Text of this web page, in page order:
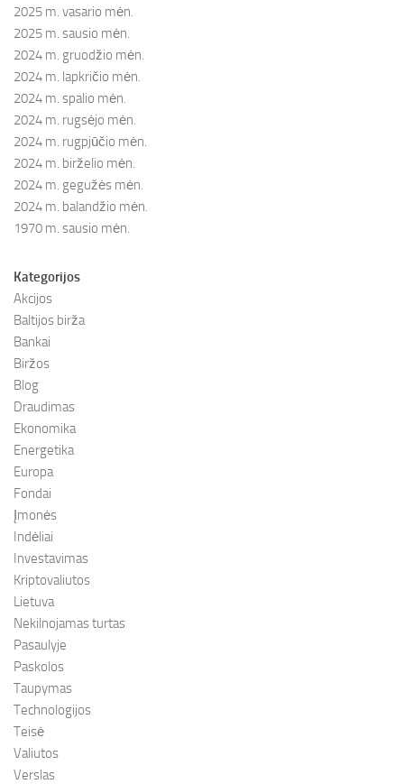
2025 m. vasario mėn.
2025 m. sausio mėn.
2024 m. gruodžio mėn.
2024 m. lapkričio mėn.
2024 m. spalio mėn.
2024 m. rugsėjo mėn.
2024 m. rugpjūčio mėn.
2024 m. birželio mėn.
2024 m. gegužės mėn.
2024 m. balandžio mėn.
1970 m. sausio mėn.
Kategorijos
Akcijos
Baltijos birža
Bankai
Biržos
Blog
Draudimas
Ekonomika
Energetika
Europa
Fondai
Įmonės
Indėliai
Investavimas
Kriptovaliutos
Lietuva
Nekilnojamas turtas
Pasaulyje
Paskolos
Taupymas
Technologijos
Teisė
Valiutos
Verslas